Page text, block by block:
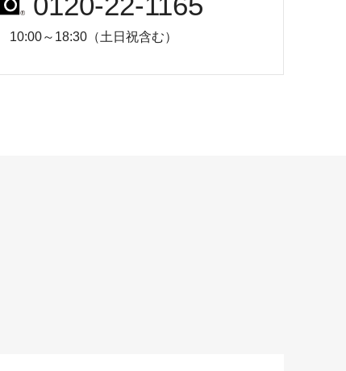
10:00～18:30（土日祝含む）